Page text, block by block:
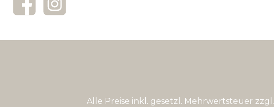
FacebookInstagram
Alle Preise inkl. gesetzl. Mehrwertsteuer zzgl.